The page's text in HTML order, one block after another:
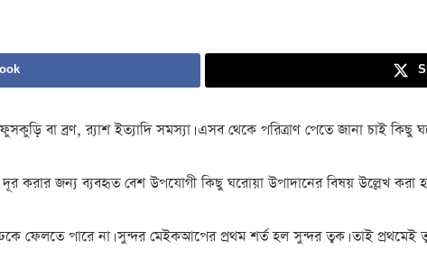
বা ব্রণ, র‌্যাশ ইত্যাদি সমস্যা। এসব থেকে পরিত্রাণ পেতে জানা চাই কিছু
দূর করার জন্য ব্যবহৃত বেশ উপযোগী কিছু ঘরোয়া উপাদানের বিষয় উল্লেখ করা
ফেলতে পারে না। সুন্দর মেইকআপের প্রথম শর্ত হল সুন্দর ত্বক। তাই প্রথমেই